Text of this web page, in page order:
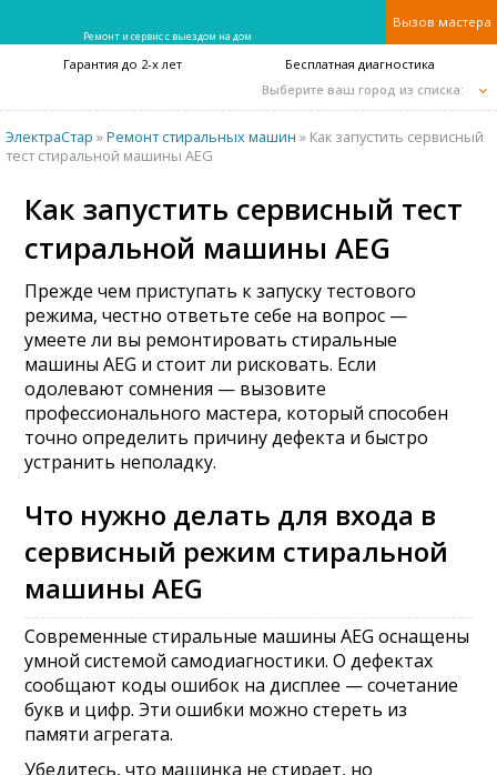
Вызов мастера
Ремонт и сервис с выездом на дом
Гарантия до 2-х лет
Бесплатная диагностика
Выберите ваш город из списка:
ЭлектраСтар »Ремонт стиральных машин » Как запустить сервисный
тест стиральной машины AEG
Как запустить сервисный тест
стиральной машины AEG
Прежде чем приступать к запуску тестового
режима, честно ответьте себе на вопрос —
умеете ли вы ремонтировать стиральные
машины AEG и стоит ли рисковать. Если
одолевают сомнения — вызовите
профессионального мастера, который способен
точно определить причину дефекта и быстро
устранить неполадку.
Что нужно делать для входа в
сервисный режим стиральной
машины AEG
Современные стиральные машины AEG оснащены
умной системой самодиагностики. О дефектах
сообщают коды ошибок на дисплее — сочетание
букв и цифр. Эти ошибки можно стереть из
памяти агрегата.
Убедитесь, что машинка не стирает, но